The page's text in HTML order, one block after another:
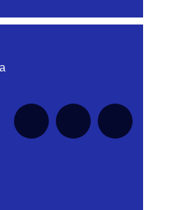
pour cette série
le moment
pour cette série
pour cette série pour